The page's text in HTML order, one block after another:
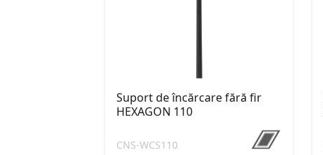
Suport de încărcare fără fir
HEXAGON 110
CNS-WCS110